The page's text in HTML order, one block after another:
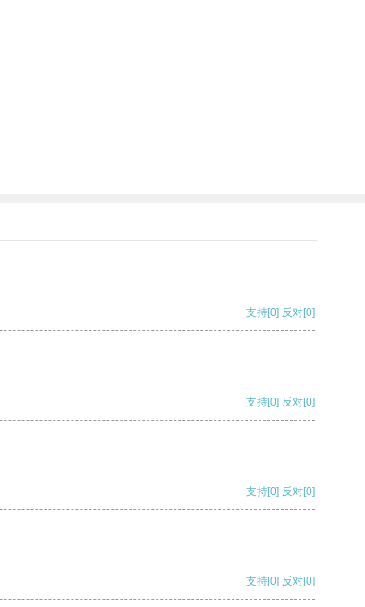
支持[0] 反对[0]
支持[0] 反对[0]
支持[0] 反对[0]
支持[0] 反对[0]